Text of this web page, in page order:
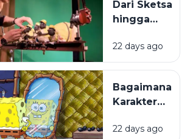
Melekat di
Ingatan?
Dari Sketsa
hingga
Lebar:
Bagaimana
Animasi
Diproduksi?
22 days ago
Bagaimana
Karakter
Dibuat
22 days ago